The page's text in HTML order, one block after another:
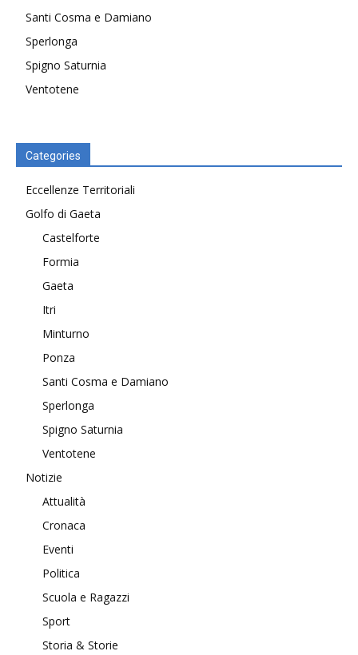
Santi Cosma e Damiano
Sperlonga
Spigno Saturnia
Ventotene
Categories
Eccellenze Territoriali
Golfo di Gaeta
Castelforte
Formia
Gaeta
Itri
Minturno
Ponza
Santi Cosma e Damiano
Sperlonga
Spigno Saturnia
Ventotene
Notizie
Attualità
Cronaca
Eventi
Politica
Scuola e Ragazzi
Sport
Storia & Storie